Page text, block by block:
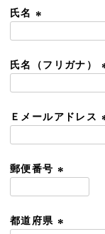
氏名
須
氏名（フリガナ）
Ｅメールアドレス
郵便番号
須
都道府県